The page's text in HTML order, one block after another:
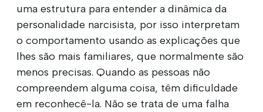
uma estrutura para entender a dinâmica da
personalidade narcisista, por isso interpretam
o comportamento usando as explicações que
lhes são mais familiares, que normalmente são
menos precisas. Quando as pessoas não
compreendem alguma coisa, têm dificuldade
em reconhecê-la. Não se trata de uma falha